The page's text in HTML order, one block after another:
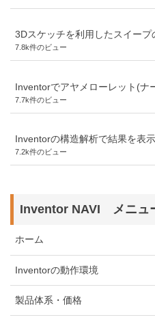
3Dスケッチを利用したスイープ
7.8k件のビュー
Inventorでアヤメローレット(ナ
7.7k件のビュー
Inventorの構造解析で結果を表
7.2k件のビュー
Inventor NAVI メニュ
ホーム
Inventorの動作環境
製品体系・価格